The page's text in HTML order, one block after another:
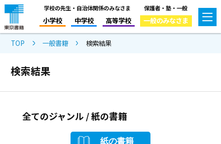
学校の先生・自治体関係のみなさま
小学校 中学校 高等学校
保護者・塾・一般
一般のみなさま
TOP 一般書籍 検索結果
検索結果
全てのジャンル / 紙の書籍
紙の書籍